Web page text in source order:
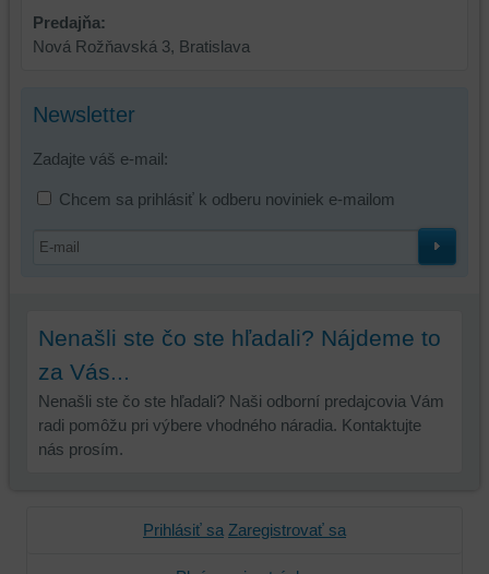
Predajňa:
Nová Rožňavská 3, Bratislava
Newsletter
Zadajte váš e-mail:
Chcem sa prihlásiť k odberu noviniek e-mailom
Nenašli ste čo ste hľadali? Nájdeme to
za Vás...
Nenašli ste čo ste hľadali? Naši odborní predajcovia Vám
radi pomôžu pri výbere vhodného náradia. Kontaktujte
nás prosím.
Prihlásiť sa Zaregistrovať sa
používať
skripty
tretích
widgety